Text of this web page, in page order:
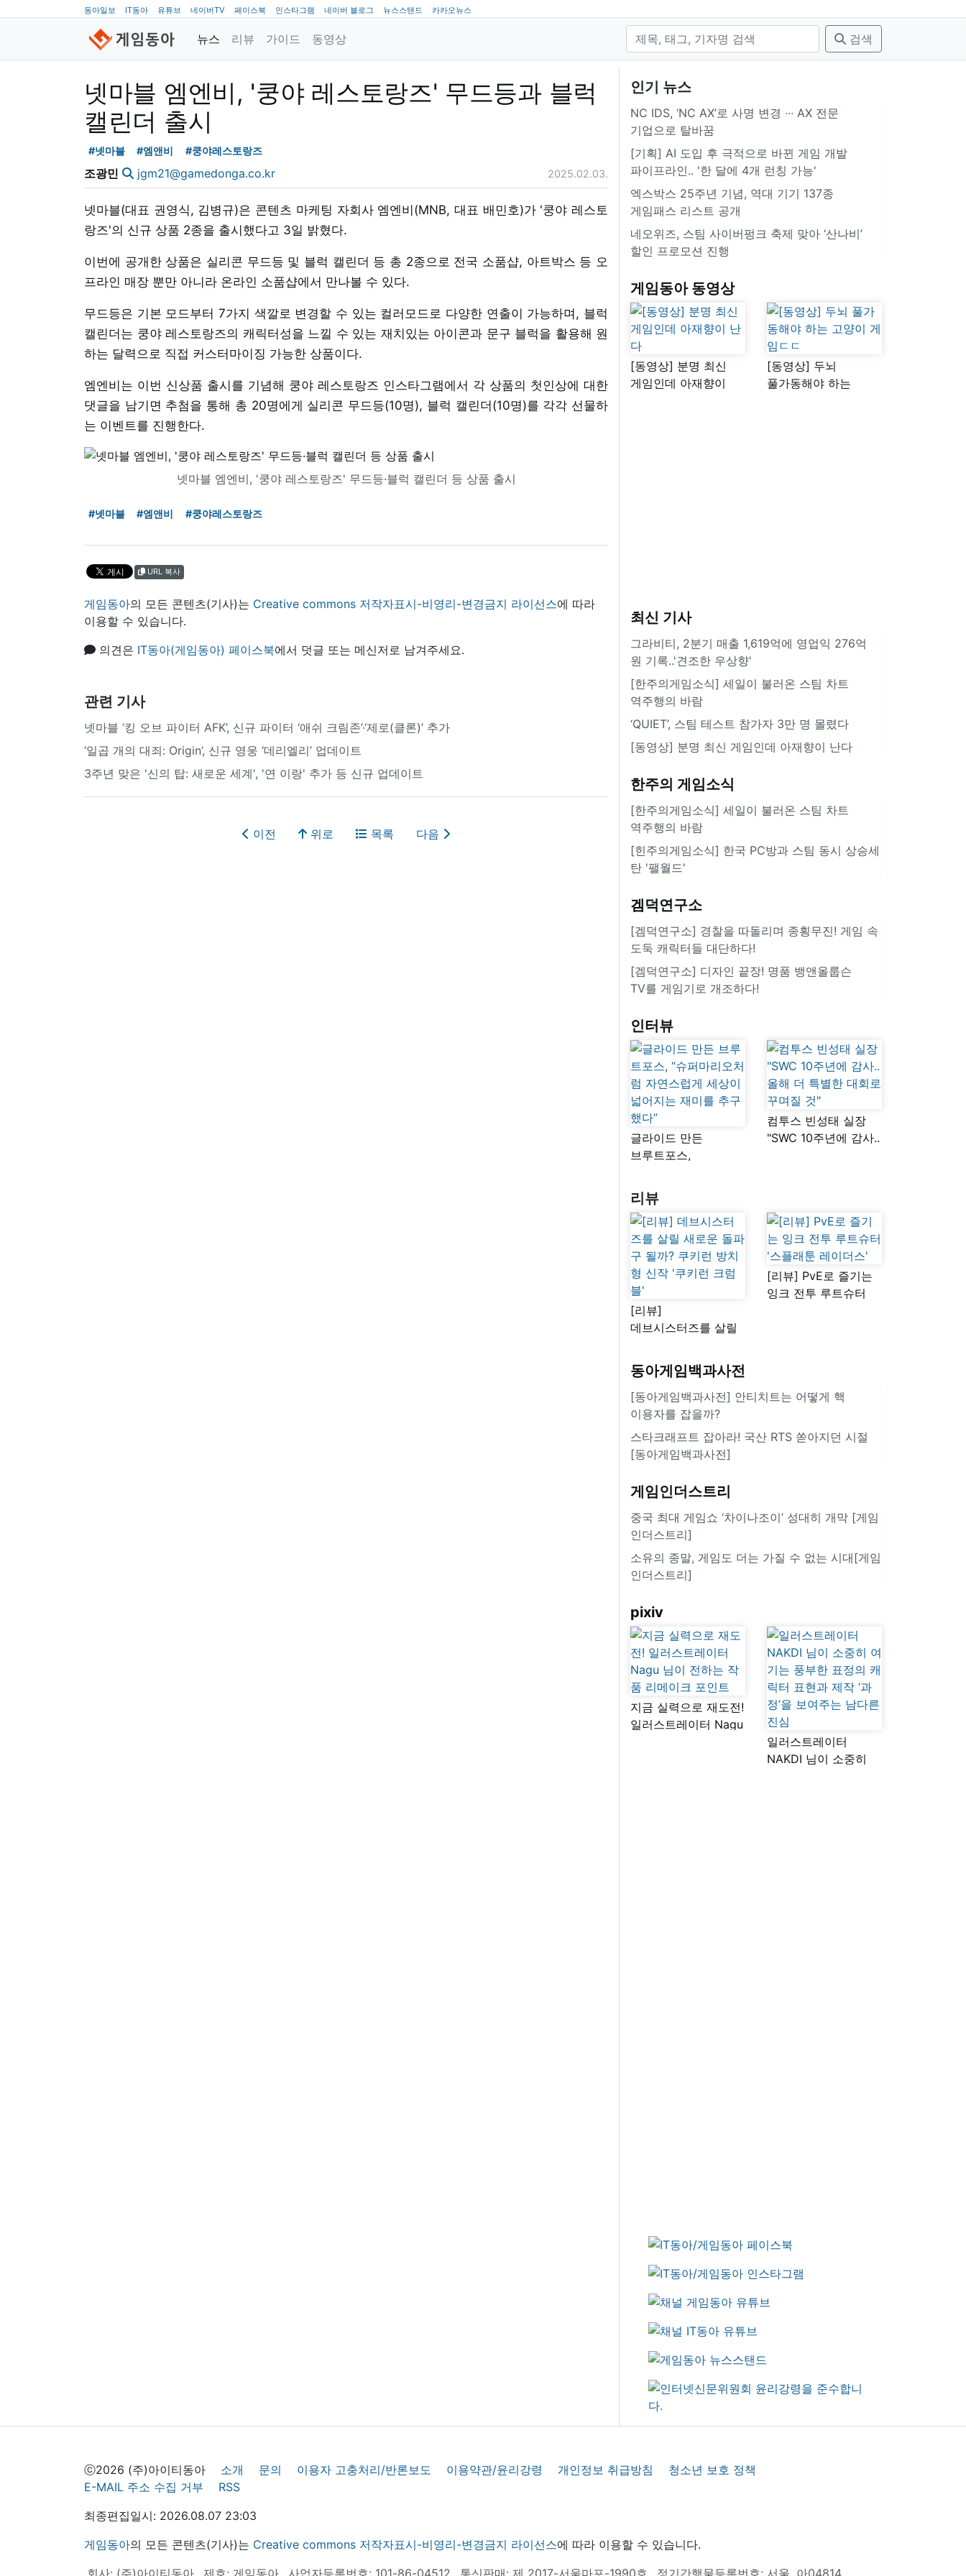
동아일보 IT동아 유튜브 네이버TV 페이스북 인스타그램 네이버 블로그 뉴스스탠드 카카오뉴스
뉴스 리뷰 가이드 동영상 검색
넷마블 엠엔비, '쿵야 레스토랑즈' 무드등과 블럭
캘린더 출시
#넷마블 #엠앤비 #쿵야레스토랑즈
조광민 jgm21@gamedonga.co.kr 2025.02.03.
넷마블(대표 권영식, 김병규)은 콘텐츠 마케팅 자회사 엠엔비(MNB, 대표 배민호)가 '쿵야 레스토
랑즈'의 신규 상품 2종을 출시했다고 3일 밝혔다.
이번에 공개한 상품은 실리콘 무드등 및 블럭 캘린더 등 총 2종으로 전국 소품샵, 아트박스 등 오
프라인 매장 뿐만 아니라 온라인 소품샵에서 만나볼 수 있다.
무드등은 기본 모드부터 7가지 색깔로 변경할 수 있는 컬러모드로 다양한 연출이 가능하며, 블럭
캘린더는 쿵야 레스토랑즈의 캐릭터성을 느낄 수 있는 재치있는 아이콘과 문구 블럭을 활용해 원
하는 달력으로 직접 커스터마이징 가능한 상품이다.
엠엔비는 이번 신상품 출시를 기념해 쿵야 레스토랑즈 인스타그램에서 각 상품의 첫인상에 대한
댓글을 남기면 추첨을 통해 총 20명에게 실리콘 무드등(10명), 블럭 캘린더(10명)를 각각 선물하
는 이벤트를 진행한다.
넷마블 엠엔비, '쿵야 레스토랑즈' 무드등·블럭 캘린더 등 상품 출시
#넷마블 #엠앤비 #쿵야레스토랑즈
URL 복사
게임동아의 모든 콘텐츠(기사)는 Creative commons 저작자표시-비영리-변경금지 라이선스에 따라
이용할 수 있습니다.
의견은 IT동아(게임동아) 페이스북에서 덧글 또는 메신저로 남겨주세요.
관련 기사
넷마블 ‘킹 오브 파이터 AFK’, 신규 파이터 ‘애쉬 크림존’·‘제로(클론)’ 추가
‘일곱 개의 대죄: Origin’, 신규 영웅 ‘데리엘리’ 업데이트
3주년 맞은 '신의 탑: 새로운 세계', '연 이랑' 추가 등 신규 업데이트
이전 위로 목록 다음
인기 뉴스
NC IDS, ‘NC AX’로 사명 변경 ∙∙∙ AX 전문
기업으로 탈바꿈
[기획] AI 도입 후 극적으로 바뀐 게임 개발
파이프라인.. '한 달에 4개 런칭 가능'
엑스박스 25주년 기념, 역대 기기 137종
게임패스 리스트 공개
네오위즈, 스팀 사이버펑크 축제 맞아 ‘산나비’
할인 프로모션 진행
게임동아 동영상
[동영상] 분명 최신
게임인데 아재향이
[동영상] 두뇌
풀가동해야 하는
최신 기사
그라비티, 2분기 매출 1,619억에 영업익 276억
원 기록..'견조한 우상향'
[한주의게임소식] 세일이 불러온 스팀 차트
역주행의 바람
‘QUIET’, 스팀 테스트 참가자 3만 명 몰렸다
[동영상] 분명 최신 게임인데 아재향이 난다
한주의 게임소식
[한주의게임소식] 세일이 불러온 스팀 차트
역주행의 바람
[힌주의게임소식] 한국 PC방과 스팀 동시 상승세
탄 '팰월드'
겜덕연구소
[겜덕연구소] 경찰을 따돌리며 종횡무진! 게임 속
도둑 캐릭터들 대단하다!
[겜덕연구소] 디자인 끝장! 명품 뱅앤올룹슨
TV를 게임기로 개조하다!
인터뷰
글라이드 만든
브루트포스,
자연스럽게 세상이
넓어지는 재미를
추구했다”
컴투스 빈성태 실장
"SWC 10주년에 감사..
리뷰
[리뷰]
데브시스터즈를 살릴
쿠키런 방치형 신작
'쿠키런 크럼블'
[리뷰] PvE로 즐기는
잉크 전투 루트슈터
동아게임백과사전
[동아게임백과사전] 안티치트는 어떻게 핵
이용자를 잡을까?
스타크래프트 잡아라! 국산 RTS 쏟아지던 시절
[동아게임백과사전]
게임인더스트리
중국 최대 게임쇼 ‘차이나조이’ 성대히 개막 [게임
인더스트리]
소유의 종말, 게임도 더는 가질 수 없는 시대[게임
인더스트리]
pixiv
지금 실력으로 재도전!
일러스트레이터 Nagu
일러스트레이터
NAKDI 님이 소중히
ⓒ2026 (주)아이티동아 소개 문의 이용자 고충처리/반론보도 이용약관/윤리강령 개인정보 취급방침
청소년 보호 정책
E-MAIL 주소 수집 거부
RSS
최종편집일시: 2026.08.07 23:03
게임동아의 모든 콘텐츠(기사)는 Creative commons 저작자표시-비영리-변경금지 라이선스에 따라 이용할 수 있습니다.
회사: (주)아이티동아
제호: 게임동아 사업자등록번호: 101-86-04512 통신판매: 제 2017-서울마포-1990호 정기간행물등록번호: 서울, 아04814